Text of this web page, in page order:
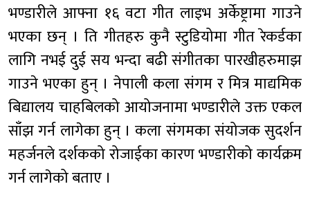
भण्डारीले आफ्ना १६ वटा गीत लाइभ अर्केष्ट्रामा गाउने
भएका छन् । ति गीतहरु कुनै स्टुडियोमा गीत रेकर्डका
लागि नभई दुई सय भन्दा बढी संगीतका पारखीहरुमाझ
गाउने भएका हुन् । नेपाली कला संगम र मित्र माद्यमिक
बिद्यालय चाहबिलको आयोजनामा भण्डारीले उक्त एकल
साँझ गर्न लागेका हुन् । कला संगमका संयोजक सुदर्शन
महर्जनले दर्शकको रोजाईका कारण भण्डारीको कार्यक्रम
गर्न लागेको बताए ।